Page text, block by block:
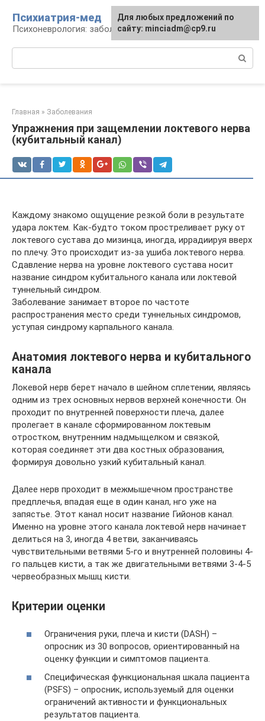
контенту
Психиатрия-мед
Психоневрология: заболевания и терапия
Главная » Заболевания
Упражнения при защемлении локтевого нерва
(кубитальный канал)
Каждому знакомо ощущение резкой боли в результате
удара локтем. Как-будто током простреливает руку от
локтевого сустава до мизинца, иногда, иррадиируя вверх
по плечу. Это происходит из-за ушиба локтевого нерва.
Сдавление нерва на уровне локтевого сустава носит
название синдром кубитального канала или локтевой
туннельный синдром.
Заболевание занимает второе по частоте
распространения место среди туннельных синдромов,
уступая синдрому карпального канала.
Анатомия локтевого нерва и кубитального
канала
Локевой нерв берет начало в шейном сплетении, являясь
одним из трех основных нервов верхней конечности. Он
проходит по внутренней поверхности плеча, далее
пролегает в канале сформированном локтевым
отростком, внутренним надмыщелком и связкой,
которая соединяет эти два костных образования,
формируя довольно узкий кубитальный канал.
Далее нерв проходит в межмышечном пространстве
предплечья, впадая еще в один канал, нго уже на
запястье. Этот канал носит название Гийонов канал.
Именно на уровне этого канала локтевой нерв начинает
делиться на 3, иногда 4 ветви, заканчиваясь
чувствительными ветвями 5-го и внутренней половины 4-
го пальцев кисти, а так же двигательными ветвями 3-4-5
червеобразных мышц кисти.
Критерии оценки
Ограничения руки, плеча и кисти (DASH) –
опросник из 30 вопросов, ориентированный на
оценку функции и симптомов пациента.
Специфическая функциональная шкала пациента
(PSFS) – опросник, используемый для оценки
ограничений активности и функциональных
результатов пациента.
Для любых предложений по
сайту: minciadm@cp9.ru